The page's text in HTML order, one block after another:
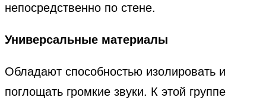
непосредственно по стене.
Универсальные материалы
Обладают способностью изолировать и
поглощать громкие звуки. К этой группе